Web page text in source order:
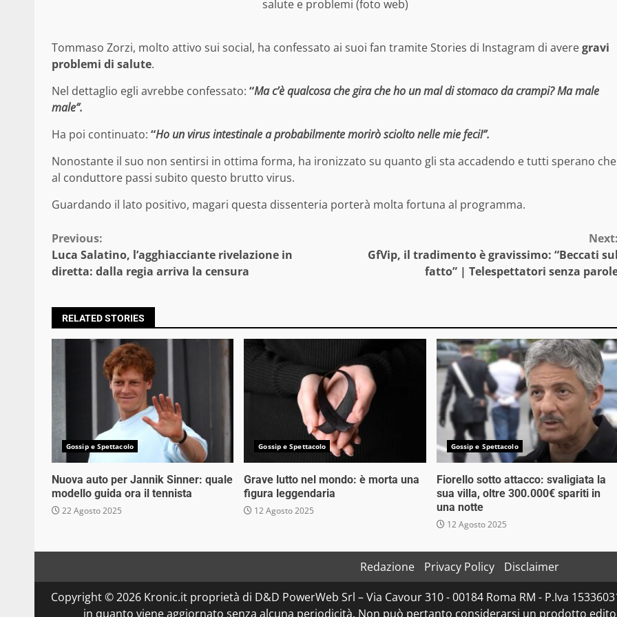
salute e problemi (foto web)
Tommaso Zorzi, molto attivo sui social, ha confessato ai suoi fan tramite Stories di Instagram di averegravi
problemi di salute.
Nel dettaglio egli avrebbe confessato: “Ma c’è qualcosa che gira che ho un mal di stomaco da crampi? Ma male
male”.
Ha poi continuato: “Ho un virus intestinale a probabilmente morirò sciolto nelle mie feci!”.
Nonostante il suo non sentirsi in ottima forma, ha ironizzato su quanto gli sta accadendo e tutti sperano che
al conduttore passi subito questo brutto virus.
Guardando il lato positivo, magari questa dissenteria porterà molta fortuna al programma.
Continue
Reading
Previous:
Luca Salatino, l’agghiacciante rivelazione in
diretta: dalla regia arriva la censura
Next:
GfVip, il tradimento è gravissimo: “Beccati sul
fatto” | Telespettatori senza
RELATED STORIES
Gossip e Spettacolo
Nuova auto per Jannik Sinner: quale
modello guida ora il tennista
22 Agosto 2025
Gossip e Spettacolo
Grave lutto nel mondo: è morta una
figura leggendaria
12 Agosto 2025
Gossip e Spettacolo
Fiorello sotto attacco: svaligiata la
sua villa, oltre 300.000€ spariti in
una notte
12 Agosto 2025
Redazione Privacy Policy
Disclaimer
Copyright © 2026 Kronic.it proprietà di D&D PowerWeb Srl – Via Cavour 310 - 00184 Roma RM - P.Iva
in quanto viene aggiornato senza alcuna periodicità. Non può pertanto considerarsi un prodotto